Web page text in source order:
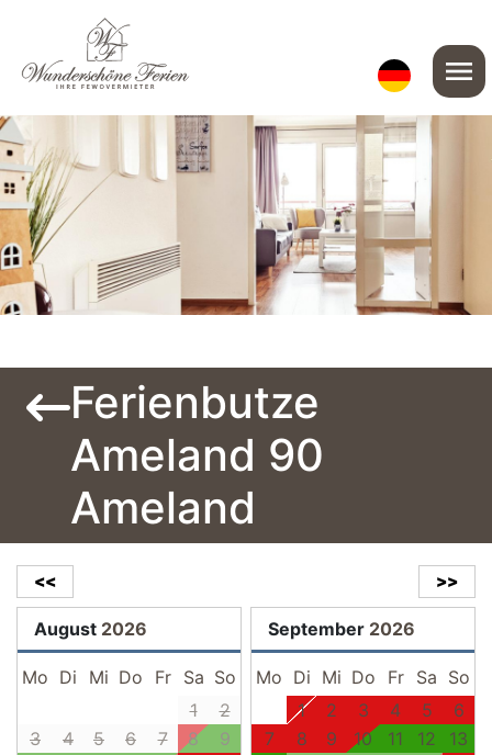
menu
Ferienbutze
Ameland 90
Ameland
>>
<<
August 2026
Mo Di Mi Do Fr Sa So
1
2
3
4 5 6 7 8
9
September 2026
Mo Di Mi Do Fr Sa So
1
2 3 4 5
6
7
8 9 10 11 12
13